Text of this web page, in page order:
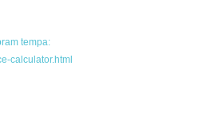
tempa:
calculator.html